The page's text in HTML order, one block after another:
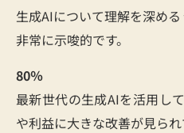
生成AIについて理解を深め
非常に示唆的です。
80％
最新世代の生成AIを活用し
や利益に大きな改善が見ら